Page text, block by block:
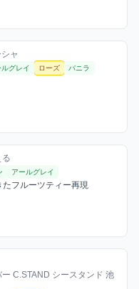
ャ / 2025年10月8日
ャ
ルグレイ ローズ バニラ
シャ / 2025年10月21日
る
アールグレイ
たフルーツティー再現
シャ / 2025年10月12日
C.STAND シースタンド 池